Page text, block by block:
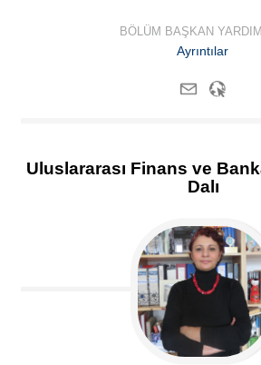
BÖLÜM BAŞKAN
Ayrıntılar
Uluslararası Finans ve
Dalı